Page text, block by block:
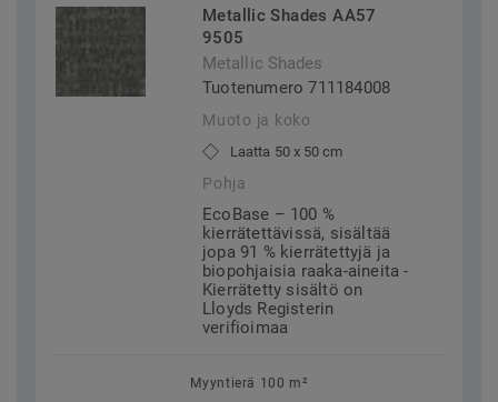
Metallic Shades AA57
9505
Metallic Shades
Tuotenumero 711184008
Muoto ja koko
Laatta 50 x 50 cm
Pohja
EcoBase – 100 %
kierrätettävissä, sisältää
jopa 91 % kierrätettyjä ja
biopohjaisia raaka-aineita -
Kierrätetty sisältö on
Lloyds Registerin
verifioimaa
Myyntierä 100 m²